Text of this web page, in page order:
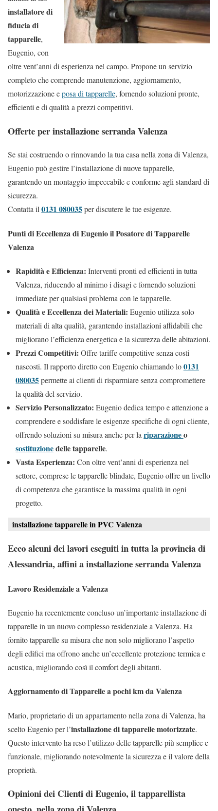
installatore di
fiducia di
tapparelle,
Eugenio, con
oltre vent’anni di esperienza nel campo. Propone un servizio
completo che comprende manutenzione, aggiornamento,
motorizzazione eposa di tapparelle, fornendo soluzioni pronte,
efficienti e di qualità a prezzi competitivi.
Offerte per installazione serranda Valenza
Se stai costruendo o rinnovando la tua casa nella zona di Valenza,
Eugenio può gestire l’installazione di nuove tapparelle,
garantendo un montaggio impeccabile e conforme agli standard di
sicurezza.
Contatta il0131 080035per discutere le tue esigenze.
Punti di Eccellenza di Eugenio il Posatore di Tapparelle
Valenza
Rapidità e Efficienza: Interventi pronti ed efficienti in tutta
Valenza, riducendo al minimo i disagi e fornendo soluzioni
immediate per qualsiasi problema con le tapparelle.
Qualità e Eccellenza dei Materiali: Eugenio utilizza solo
materiali di alta qualità, garantendo installazioni affidabili che
migliorano l’efficienza energetica e la sicurezza delle abitazioni.
Prezzi Competitivi: Offre tariffe competitive senza costi
nascosti. Il rapporto diretto con Eugenio chiamando lo0131
080035permette ai clienti di risparmiare senza compromettere
la qualità del servizio.
Servizio Personalizzato: Eugenio dedica tempo e attenzione a
comprendere e soddisfare le esigenze specifiche di ogni cliente,
offrendo soluzioni su misura anche per la riparazioneo
sostituzionedelle tapparelle.
Vasta Esperienza: Con oltre vent’anni di esperienza nel
settore, comprese le tapparelle blindate, Eugenio offre un livello
di competenza che garantisce la massima qualità in ogni
progetto.
installazione tapparelle in PVC Valenza
Ecco alcuni dei lavori eseguiti in tutta la provincia di
Alessandria, affini a installazione serranda Valenza
Lavoro Residenziale a Valenza
Eugenio ha recentemente concluso un’importante installazione di
tapparelle in un nuovo complesso residenziale a Valenza. Ha
fornito tapparelle su misura che non solo migliorano l’aspetto
degli edifici ma offrono anche un’eccellente protezione termica e
acustica, migliorando così il comfort degli abitanti.
Aggiornamento di Tapparelle a pochi km da Valenza
Mario, proprietario di un appartamento nella zona di Valenza, ha
scelto Eugenio per l’installazione di tapparelle motorizzate.
Questo intervento ha reso l’utilizzo delle tapparelle più semplice e
funzionale, migliorando notevolmente la sicurezza e il valore della
proprietà.
Opinioni dei Clienti di Eugenio, il tapparellista